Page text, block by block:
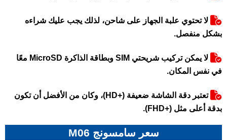
لا تحتوي علبة الجهاز على شاحن، لذلك يجب عليك شراءه
بشكل منفصل.
لا يمكن تركيب شريحتي SIM وبطاقة الذاكرة MicroSD معًا
في نفس المكان.
تعتبر دقة الشاشة ضعيفة (+HD)، وكان من الأفضل أن تكون
بدقة أعلى مثل (+FHD).
سعر سامسونج M06